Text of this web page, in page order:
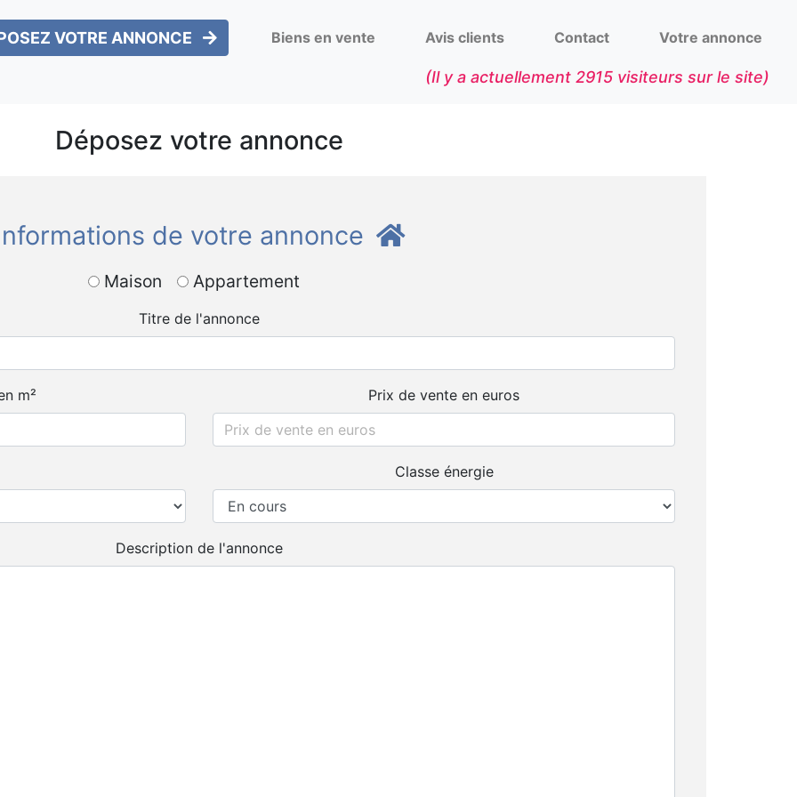
VOTRE ANNONCE Biens en vente Avis clients Contact Votre annonce
(Il y a actuellement 2915 visiteurs sur le site)
Déposez votre annonce
de votre annonce
Maison Appartement
Titre de l'annonce
m² Prix de vente en euros
Classe énergie
Description de l'annonce